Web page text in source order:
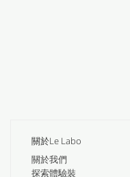
關於Le Labo
關於我們
探索體驗裝